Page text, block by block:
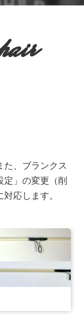
た、ブランクス
定」の変更（削
応します。